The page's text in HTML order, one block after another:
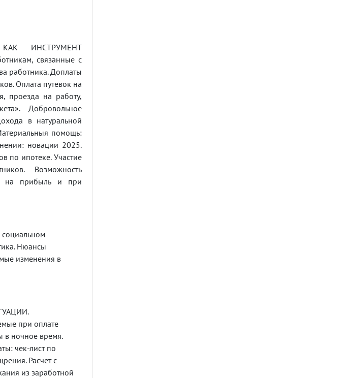
ИНСТРУМЕНТ
связанные с
работника. Доплаты
Оплата путевок на
проезда на работу,
Добровольное
в натуральной
помощь:
новации 2025.
по ипотеке. Участие
Возможность
на прибыль и при
Нюансы
изменения в
при оплате
в ночное время.
чек-лист по
Расчет с
из заработной